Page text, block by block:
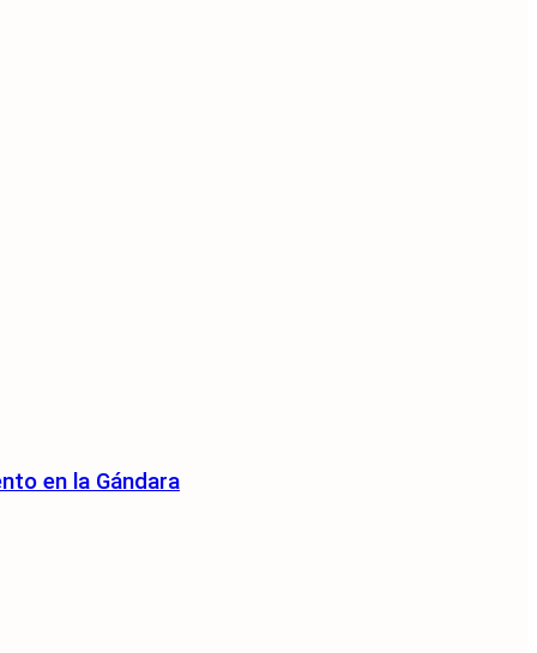
en la Gándara